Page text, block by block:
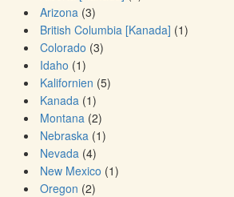
Arizona (3)
British Columbia [Kanada] (1)
Colorado (3)
Idaho (1)
Kalifornien (5)
Kanada (1)
Montana (2)
Nebraska (1)
Nevada (4)
New Mexico (1)
Oregon (2)